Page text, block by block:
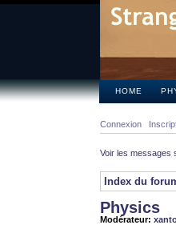
HOME
Connexion
Voir les messages
Index du
Physics
Modérateur: